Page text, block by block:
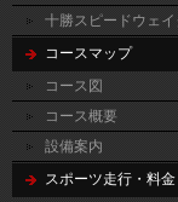
十勝スピードウェ
コースマップ
コース図
コース概要
設備案内
スポーツ走行・料金